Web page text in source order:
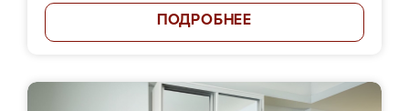
ПОДРОБНЕЕ